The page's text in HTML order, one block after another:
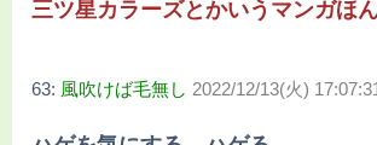
三ツ星カラーズとかいうマンガほ
63: 風吹けば毛無し 2022/12/13(火)